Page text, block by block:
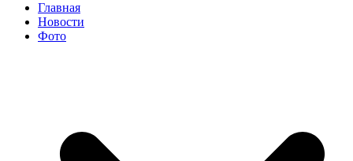
Главная
Новости
Фото